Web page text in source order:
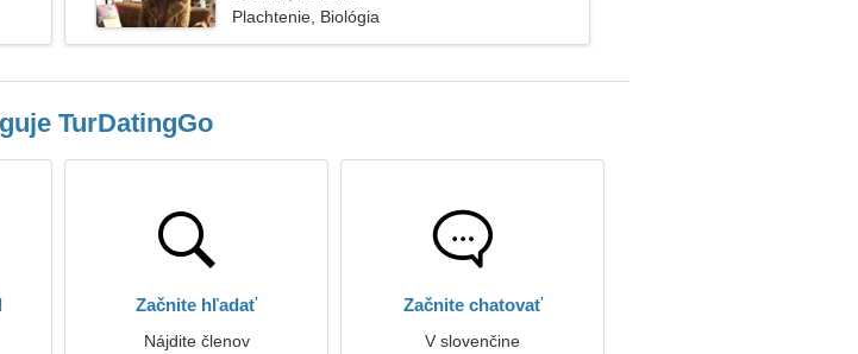
Plachtenie, Biológia
TurDatingGo
Začnite hľadať
Nájdite členov
Začnite chatovať
V slovenčine